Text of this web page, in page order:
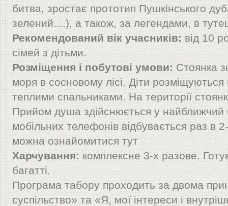
битва, зростає прототип Пушкінського
зелений....), а також, за легендами, в
Рекомендований вік учасників:від 10
сімей з дітьми.
Розміщення і побутові умови: Стоянка
моря в сосновому лісі. Діти
теплими спальниками. На території
Прийом душа здійснюється у найближчий
мобільних телефонів відбувається раз в
можна ознайомитися тут
Харчування:комплексне 3-х разове.
багатті.
Програма табору проходить за двома
суспільство» та «Я, мої інтереси і